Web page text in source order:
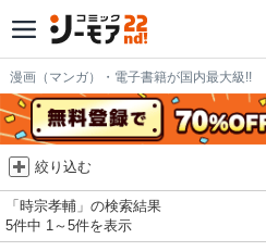
漫画（マンガ）・電子書籍が国内最大級!!
絞り込む
「時宗孝輔」の検索結果
5件中 1～5件を表示